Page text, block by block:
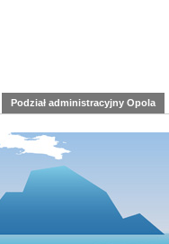
Podział administracyjny Opola